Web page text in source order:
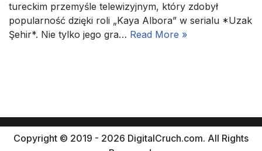
tureckim przemyśle telewizyjnym, który zdobył
popularność dzięki roli „Kaya Albora” w serialu *Uzak
Şehir*. Nie tylko jego gra… Read More »
Copyright © 2019 - 2026 DigitalCruch.com. All Rights